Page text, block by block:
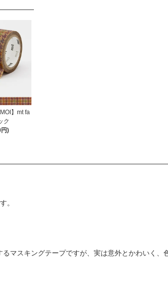
】mt fa
ク
)
。
マスキングテープですが、実は意外とかわいく、